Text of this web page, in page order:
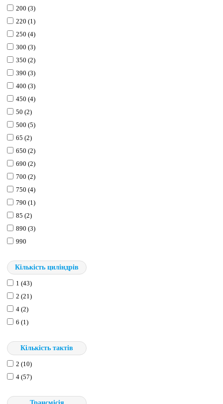
200 (3)
220 (1)
250 (4)
300 (3)
350 (2)
390 (3)
400 (3)
450 (4)
50 (2)
500 (5)
65 (2)
650 (2)
690 (2)
700 (2)
750 (4)
790 (1)
85 (2)
890 (3)
990
Кількість циліндрів
1 (43)
2 (21)
4 (2)
6 (1)
Кількість тактів
2 (10)
4 (57)